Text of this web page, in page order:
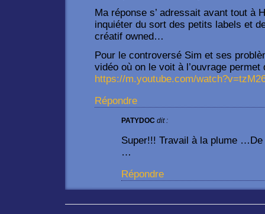
Ma réponse s’ adressait avant tout à
inquiéter du sort des petits labels et
créatif owned…
Pour le controversé Sim et ses
vidéo où on le voit à l’ouvrage
https://m.youtube.com/
Répondre
PATYDOC dit :
Super!!! Travail à la plume
…
Répondre